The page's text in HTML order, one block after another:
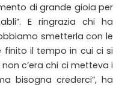
di grande gioia per
E ringrazia chi ha
smetterla con le
finito il tempo in cui ci si
c’era chi ci metteva i
bisogna crederci”, ha